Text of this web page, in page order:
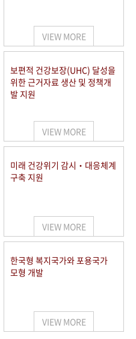
VIEW MORE
보편적 건강보장(UHC) 달성을
위한 근거자료 생산 및 정책개
발 지원
VIEW MORE
미래 건강위기 감시‧대응체계
구축 지원
VIEW MORE
한국형 복지국가와 포용국가
모형 개발
VIEW MORE